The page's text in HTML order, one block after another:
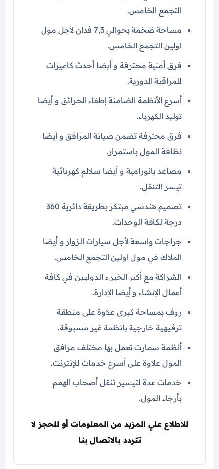
التجمع الخامس.
مساحة ضخمة بحوالي 7,3 فدان لأجل مول
اولين التجمع الخامس.
فرق أمنية محترفة و أيضا أحدث كاميرات
للمراقبة الدورية.
أسرع الأنظمة الضامنة إطفاء الحرائق و أيضا
توليد الكهرباء.
فرق محترفة تضمن صيانة المرافق و أيضا
نظافة المول باستمرار.
مصاعد بانورامية و أيضا سلالم كهربائية
تيسر التنقل.
تصميم هندسي مبتكر بطريقة دائرية 360
درجة لكافة الوحدات.
جراجات واسعة لأجل سيارات الزوار و أيضا
الملاك في مول اولين التجمع الخامس.
الشراكة مع أكبر الخبراء الدوليين في كافة
أعمال الإنشاء و أيضا الإدارة.
روف بمساحة كبرى علاوة على منطقة
ترفيهية خارجية بأنظمة غير مسبوقة.
أنظمة سمارت تعمل بها مختلف مرافق
المول علاوة على أسرع خدمات للإنترنت.
خدمات عدة لتيسير تنقل أصحاب الهمم
بأرجاء المول.
للاطلاع علي المزيد من المعلومات أو للحجز لا
تتردد بالاتصال بنا